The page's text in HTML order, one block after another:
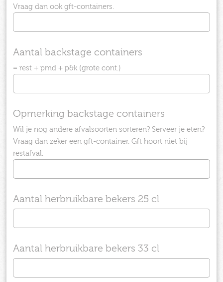
Vraag dan ook gft-containers.
Aantal backstage containers
= rest + pmd + p&k (grote cont.)
Opmerking backstage containers
Wil je nog andere afvalsoorten sorteren? Serveer je eten?
Vraag dan zeker een gft-container. Gft hoort niet bij
restafval.
Aantal herbruikbare bekers 25 cl
Aantal herbruikbare bekers 33 cl